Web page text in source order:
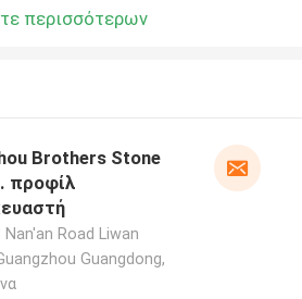
περισσότερων
Brothers Stone
προφίλ
Nan'an Road Liwan
Guangdong,